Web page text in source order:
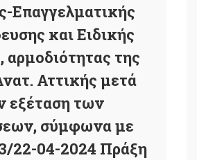
Επαγγελματικής
και Ειδικής
αρμοδιότητας της
Αττικής μετά
εξέταση των
σύμφωνα με
22-04-2024 Πράξη